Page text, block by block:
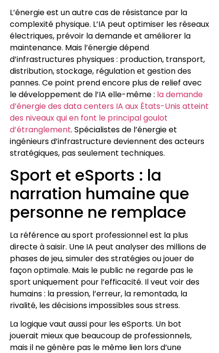
L’énergie est un autre cas de résistance par la
complexité physique. L’IA peut optimiser les réseaux
électriques, prévoir la demande et améliorer la
maintenance. Mais l’énergie dépend
d’infrastructures physiques : production, transport,
distribution, stockage, régulation et gestion des
pannes. Ce point prend encore plus de relief avec
le développement de l’IA elle-même : la demande
d’énergie des data centers IA aux États-Unis atteint
des niveaux qui en font le principal goulot
d’étranglement. Spécialistes de l’énergie et
ingénieurs d’infrastructure deviennent des acteurs
stratégiques, pas seulement techniques.
Sport et eSports : la
narration humaine que
personne ne remplace
La référence au sport professionnel est la plus
directe à saisir. Une IA peut analyser des millions de
phases de jeu, simuler des stratégies ou jouer de
façon optimale. Mais le public ne regarde pas le
sport uniquement pour l’efficacité. Il veut voir des
humains : la pression, l’erreur, la remontada, la
rivalité, les décisions impossibles sous stress.
La logique vaut aussi pour les eSports. Un bot
jouerait mieux que beaucoup de professionnels,
mais il ne génère pas le même lien lors d’une